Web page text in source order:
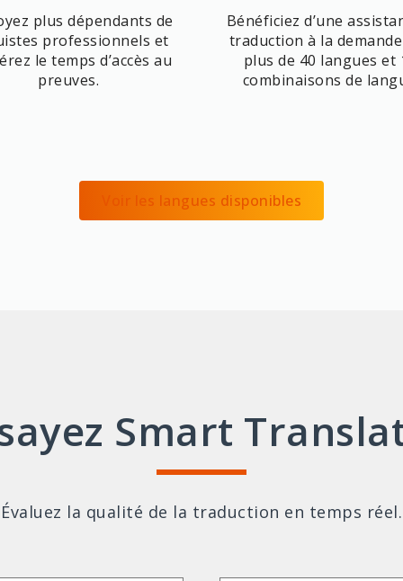
plus dépendants de
professionnels et
le temps d’accès au
preuves.
Bénéficiez d’une
traduction à la
plus de 40 langues et
combinaisons de
Voir les langues disponibles
Smart
Évaluez la qualité de la traduction en temps réel.